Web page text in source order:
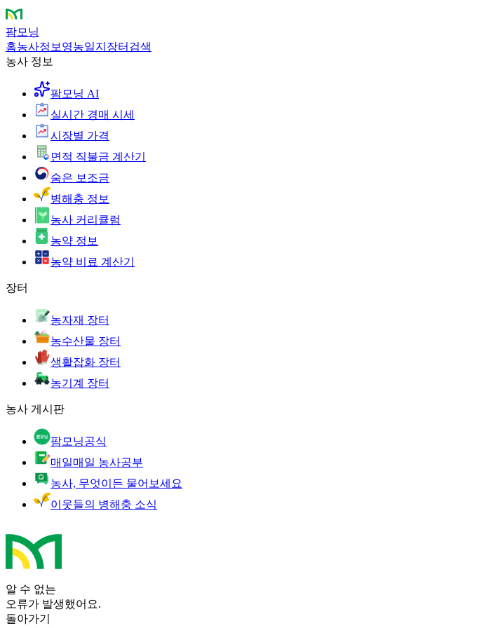
팜모닝
홈농사정보 영농일지 장터 검색
농사 정보
팜모닝 AI
실시간 경매 시세
시장별 가격
면적 직불금 계산기
숨은 보조금
병해충 정보
농사 커리큘럼
농약 정보
농약 비료 계산기
장터
농자재 장터
농수산물 장터
생활잡화 장터
농기계 장터
농사 게시판
팜모닝공식
매일매일 농사공부
농사, 무엇이든 물어보세요
이웃들의 병해충 소식
알 수 없는
오류가 발생했어요.
돌아가기